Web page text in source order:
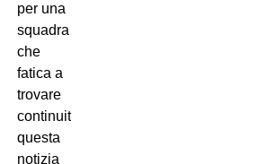
per una
squadra
che
fatica a
trovare
continuità
questa
notizia